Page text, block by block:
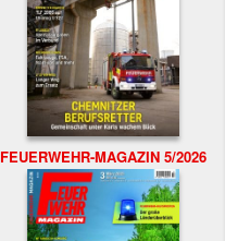
FEUERWEHR-MAGAZIN 5/2026